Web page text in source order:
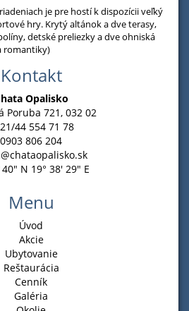
je pre hostí k dispozícii veľký
hry. Krytý altánok a dve terasy,
detské preliezky a dve ohniská
romantiky)
Kontakt
Opalisko
Poruba 721, 032 02
44 554 71 78
0903 806 204
N 19° 38' 29" E
Menu
Úvod
Akcie
Ubytovanie
Reštaurácia
Cenník
Galéria